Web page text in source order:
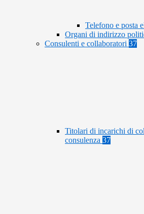
Telefono e posta
Organi di indirizzo
Consulenti e collaboratori 37
Titolari di incarichi di
consulenza 37